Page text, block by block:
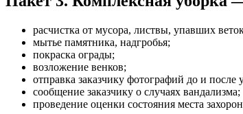
расчистка от мусора, листвы, упавших
мытье памятника, надгробья;
покраска ограды;
возложение венков;
отправка заказчику фотографий до и после
сообщение заказчику о случаях вандализма;
проведение оценки состояния места